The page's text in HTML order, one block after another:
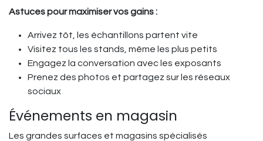
Astuces pour maximiser vos gains :
Arrivez tôt, les échantillons partent vite
Visitez tous les stands, même les plus petits
Engagez la conversation avec les exposants
Prenez des photos et partagez sur les réseaux
sociaux
Événements en magasin
Les grandes surfaces et magasins spécialisés